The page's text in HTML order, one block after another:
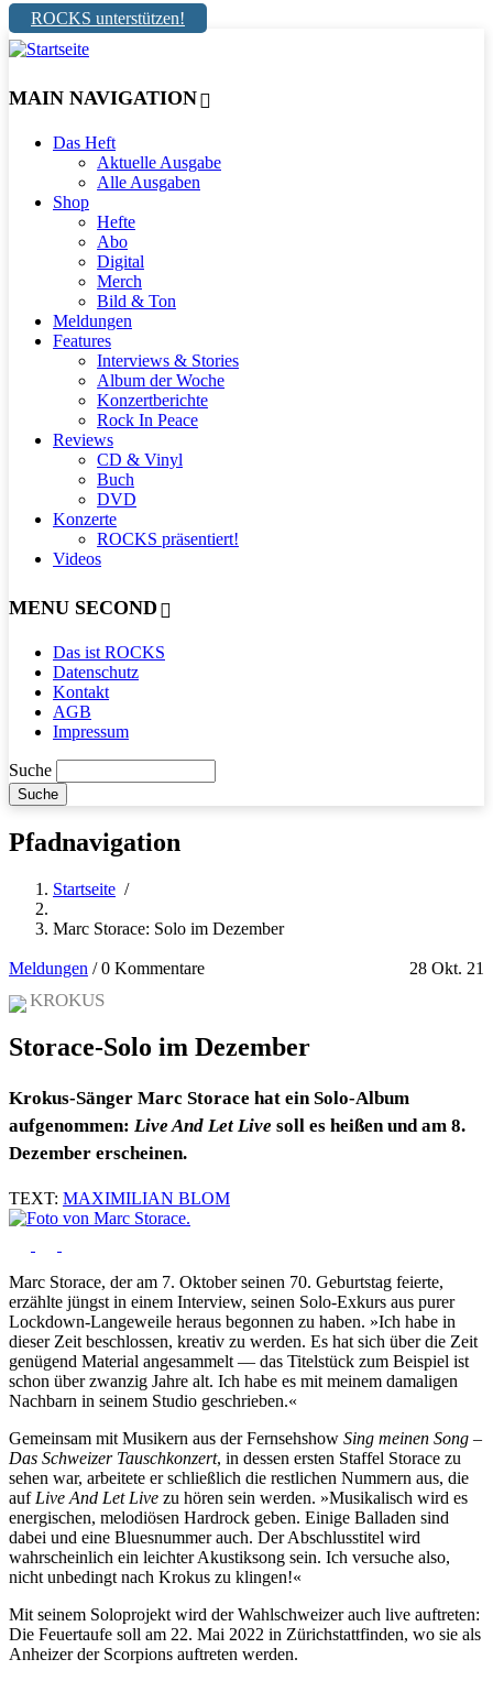
ROCKS unterstützen!
MAIN NAVIGATION
Das Heft
Aktuelle Ausgabe
Alle Ausgaben
Shop
Hefte
Abo
Digital
Merch
Bild & Ton
Meldungen
Features
Interviews & Stories
Album der Woche
Konzertberichte
Rock In Peace
Reviews
CD & Vinyl
Buch
DVD
Konzerte
ROCKS präsentiert!
Videos
MENU SECOND
Das ist ROCKS
Datenschutz
Kontakt
AGB
Impressum
Suche
Pfadnavigation
Startseite /
Marc Storace: Solo im Dezember
Meldungen 28 Okt. 21
/0 Kommentare
KROKUS
Storace-Solo im Dezember
Krokus-Sänger Marc Storace hat ein Solo-Album
aufgenommen: Live And Let Live soll es heißen und am 8.
Dezember erscheinen.
TEXT: MAXIMILIAN BLOM
Marc Storace, der am 7. Oktober seinen 70. Geburtstag feierte,
erzählte jüngst in einem Interview, seinen Solo-Exkurs aus purer
Lockdown-Langeweile heraus begonnen zu haben. »Ich habe in
dieser Zeit beschlossen, kreativ zu werden. Es hat sich über die Zeit
genügend Material angesammelt — das Titelstück zum Beispiel ist
schon über zwanzig Jahre alt. Ich habe es mit meinem damaligen
Nachbarn in seinem Studio geschrieben.«
Gemeinsam mit Musikern aus der Fernsehshow Sing meinen Song –
Das Schweizer Tauschkonzert, in dessen ersten Staffel Storace zu
sehen war, arbeitete er schließlich die restlichen Nummern aus, die
auf Live And Let Live zu hören sein werden. »Musikalisch wird es
energischen, melodiösen Hardrock geben. Einige Balladen sind
dabei und eine Bluesnummer auch. Der Abschlusstitel wird
wahrscheinlich ein leichter Akustiksong sein. Ich versuche also,
nicht unbedingt nach Krokus zu klingen!«
Mit seinem Soloprojekt wird der Wahlschweizer auch live auftreten:
Die Feuertaufe soll am 22. Mai 2022 in Zürichstattfinden, wo sie als
Anheizer der Scorpions auftreten werden.